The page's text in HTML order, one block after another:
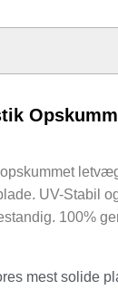
UV-Stabil
100%
mest solide